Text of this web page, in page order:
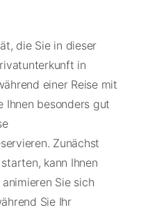
die Sie in dieser
in
einer Reise mit
Ihnen besonders gut
Zunächst
kann Ihnen
Sie sich
Sie Ihr